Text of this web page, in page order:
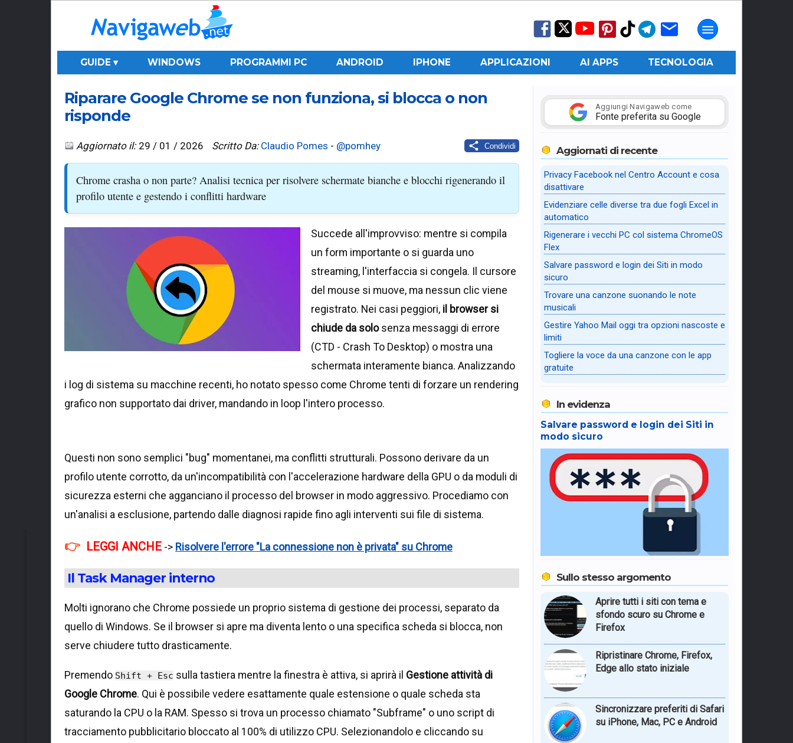
GUIDE ▾ WINDOWS PROGRAMMI PC ANDROID IPHONE APPLICAZIONI AI APPS TECNOLOGIA
Riparare Google Chrome se non funziona, si blocca o non
risponde
Condividi
Aggiornato il: 29 / 01 / 2026 Scritto Da: Claudio Pomes - @pomhey
Chrome crasha o non parte? Analisi tecnica per risolvere schermate bianche e blocchi rigenerando il
profilo utente e gestendo i conflitti hardware
Succede all'improvviso: mentre si compila
un form importante o si guarda uno
streaming, l'interfaccia si congela. Il cursore
del mouse si muove, ma nessun clic viene
registrato. Nei casi peggiori, il browser si
chiude da solosenza messaggi di errore
(CTD - Crash To Desktop) o mostra una
schermata interamente bianca. Analizzando
i log di sistema su macchine recenti, ho notato spesso come Chrome tenti di forzare un rendering
grafico non supportato dai driver, mandando in loop l'intero processo.
Questi non sono semplici "bug" momentanei, ma conflitti strutturali. Possono derivare da un
profilo utente corrotto, da un'incompatibilità con l'accelerazione hardware della GPU o da moduli di
sicurezza esterni che agganciano il processo del browser in modo aggressivo. Procediamo con
un'analisi a esclusione, partendo dalle diagnosi rapide fino agli interventi sui file di sistema.
LEGGI ANCHE -> Risolvere l'errore "La connessione non è privata" su Chrome
Il Task Manager interno
Molti ignorano che Chrome possiede un proprio sistema di gestione dei processi, separato da
quello di Windows. Se il browser si apre ma diventa lento o una specifica scheda si blocca, non
serve chiudere tutto drasticamente.
Premendo Shift + Esc sulla tastiera mentre la finestra è attiva, si aprirà il Gestione attività di
Google Chrome. Qui è possibile vedere esattamente quale estensione o quale scheda sta
saturando la CPU o la RAM. Spesso si trova un processo chiamato "Subframe" o uno script di
tracciamento pubblicitario bloccato al 100% di utilizzo CPU. Selezionandolo e cliccando su
Aggiungi Navigaweb come
Fonte preferita su Google
Aggiornati di recente
Privacy Facebook nel Centro Account e cosa
disattivare
Evidenziare celle diverse tra due fogli Excel in
automatico
Rigenerare i vecchi PC col sistema ChromeOS
Flex
Salvare password e login dei Siti in modo
sicuro
Trovare una canzone suonando le note
musicali
Gestire Yahoo Mail oggi tra opzioni nascoste e
limiti
Togliere la voce da una canzone con le app
gratuite
In evidenza
Salvare password e login dei Siti in
modo sicuro
Sullo stesso argomento
Aprire tutti i siti con tema e
sfondo scuro su Chrome e
Firefox
Ripristinare Chrome, Firefox,
Edge allo stato iniziale
Sincronizzare preferiti di Safari
su iPhone, Mac, PC e Android